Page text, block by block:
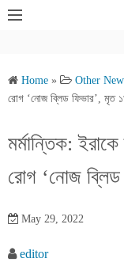
Home » Other
রোগ ‘নোজ ব্লিড ফিভার’, মৃত
মর্মান্তিক:
রোগ ‘নোজ
May 29, 2022
editor